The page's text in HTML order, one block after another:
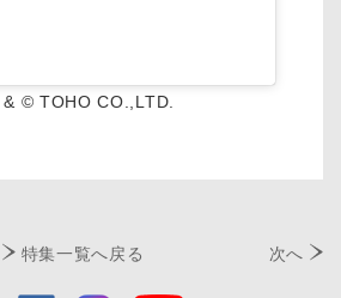
© TOHO CO.,LTD.
特集一覧へ戻る 次へ